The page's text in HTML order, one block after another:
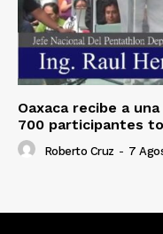
Oaxaca recibe a
700 participantes
Roberto Cruz - 7